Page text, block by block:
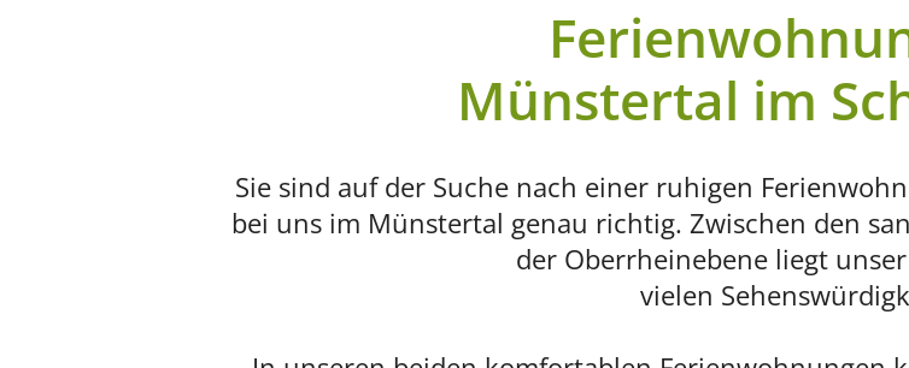
Münstertal im
Sie sind auf der Suche nach einer ruhigen
bei uns im Münstertal genau richtig. Zwischen den
der Oberrheinebene liegt
vielen